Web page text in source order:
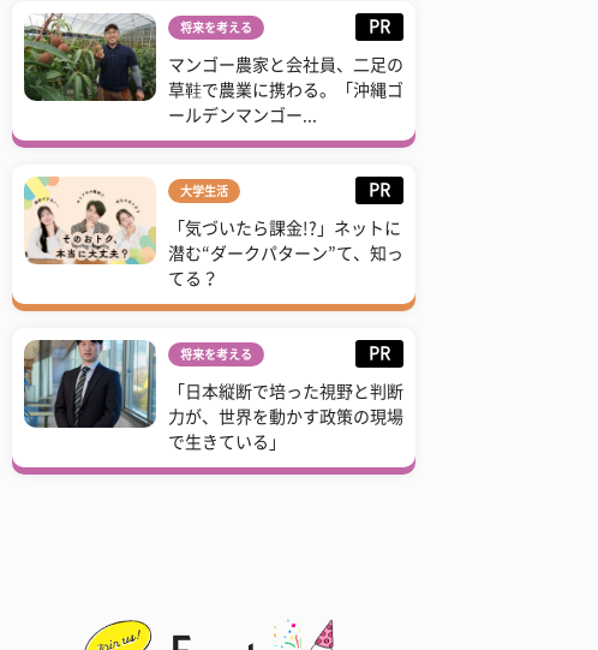
将来を考える PR
マンゴー農家と会社員、二足の
草鞋で農業に携わる。「沖縄ゴ
ールデンマンゴー...
大学生活 PR
「気づいたら課金!?」ネットに
潜む“ダークパターン”て、知っ
てる？
将来を考える PR
「日本縦断で培った視野と判断
力が、世界を動かす政策の現場
で生きている」